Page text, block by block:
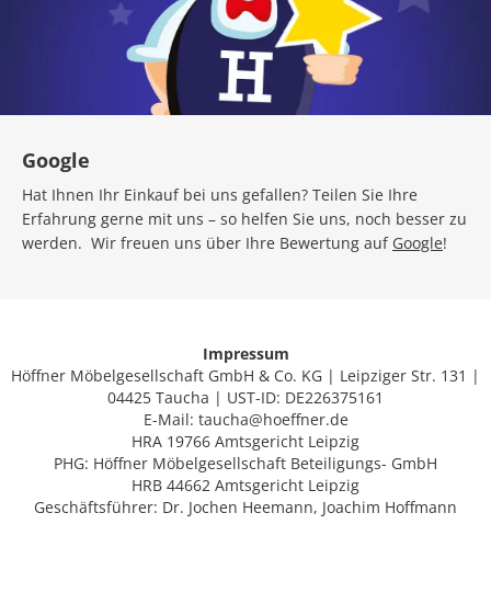
Google
Hat Ihnen Ihr Einkauf bei uns gefallen? Teilen Sie Ihre
Erfahrung gerne mit uns – so helfen Sie uns, noch besser zu
werden. Wir freuen uns über Ihre Bewertung auf Google!
Impressum
Höffner Möbelgesellschaft GmbH & Co. KG | Leipziger Str. 131 |
04425 Taucha | UST-ID: DE226375161
E-Mail: taucha@hoeffner.de
HRA 19766 Amtsgericht Leipzig
PHG: Höffner Möbelgesellschaft Beteiligungs- GmbH
HRB 44662 Amtsgericht Leipzig
Geschäftsführer: Dr. Jochen Heemann, Joachim Hoffmann